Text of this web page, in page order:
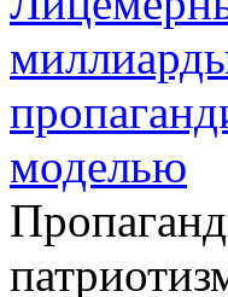
моделью